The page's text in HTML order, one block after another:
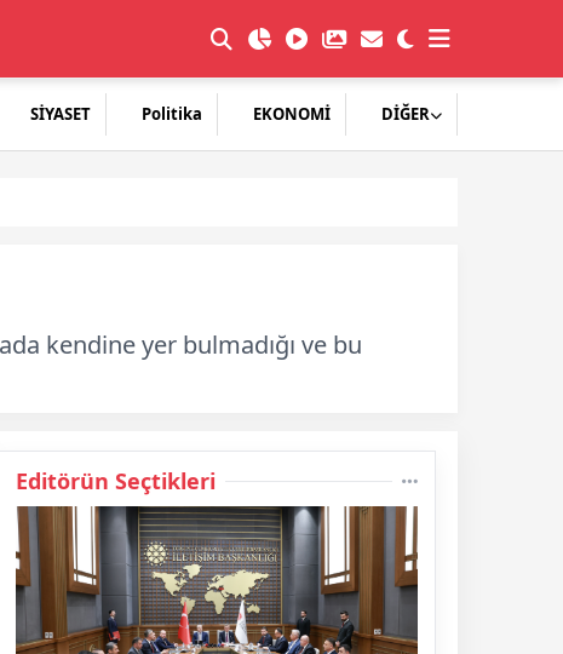
SİYASET Politika EKONOMİ DİĞER
kendine yer bulmadığı ve bu
Editörün Seçtikleri